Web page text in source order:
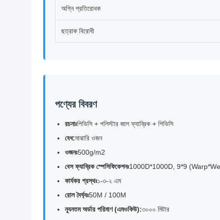
অগ্নি প্রতিরোধক
ছত্রাক বিরোধী
পণ্যের বিবরণ
রচনাঃপিভিসি + পলিস্টার জাল ফ্যাব্রিক + পিভিসি
বেধ:মাঝারি ওজন
ওজনঃ500g/m2
বেস ফ্যাব্রিক স্পেসিফিকেশনঃ1000D*1000D, 9*9
কার্যকর প্রস্থঃ১-৩-২ এম
রোল দৈর্ঘ্যঃ50M / 100M
ন্যূনতম অর্ডার পরিমাণ (এমওকিউ):৩০০০ মিটার